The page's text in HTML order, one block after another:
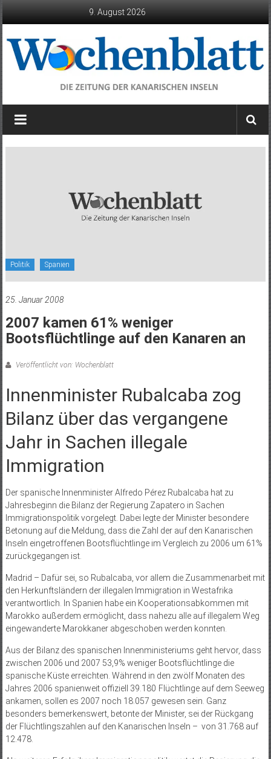
9. August 2026
Wochenblatt
die
Politik Spanien
25. Januar 2008
2007 kamen 61% weniger
Bootsflüchtlinge auf den Kanaren an
Veröffentlicht von: Wochenblatt
Innenminister Rubalcaba zog
Bilanz über das vergangene
Jahr in Sachen illegale
Immigration
Der spanische Innenminister Alfredo Pérez Rubalcaba hat zu
Jahresbeginn die Bilanz der Regierung Zapatero in Sachen
Immigrationspolitik vorgelegt. Dabei legte der Minister besondere
Betonung auf die Meldung, dass die Zahl der auf den Kanarischen
Inseln eingetroffenen Bootsflüchtlinge im Vergleich zu 2006 um 61%
zu­rückgegangen ist.
Madrid – Dafür sei, so Rubalcaba, vor allem die Zusammenarbeit mit
den Herkunftsländern der illegalen Immigration in Westafrika
verantwortlich. In Spanien habe ein Kooperationsabkommen mit
Marokko außerdem ermöglicht, dass nahezu alle auf illegalem Weg
eingewanderte Marokkaner abgeschoben werden konnten.
Aus der Bilanz des spanischen Innenministeriums geht hervor, dass
zwischen 2006 und 2007 53,9% weniger Bootsflüchtlinge die
spanische Küste erreichten. Während in den zwölf Monaten des
Jahres 2006 spanienweit offiziell 39.180 Flüchtlinge auf dem Seeweg
ankamen, sollen es 2007 noch 18.057 gewesen sein. Ganz
besonders bemerkenswert, betonte der Minister, sei der Rückgang
der Flüchtlingszahlen auf den Kanarischen Inseln – von 31.768 auf
12.478.